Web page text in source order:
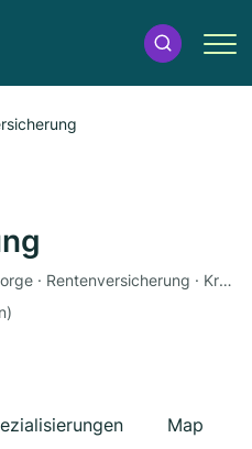
Bank · Versicherung · Altersvorsorge · Rentenversicherung · Krankenversicherung · Autoversicherung
Map